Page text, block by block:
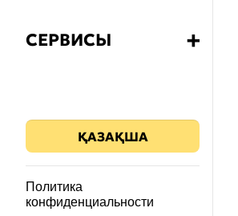
Знания
Здоровье
Какой?
Почему?
Зачем?
СЕРВИСЫ ➕
ҚАЗАҚША
Политика
конфиденциальности